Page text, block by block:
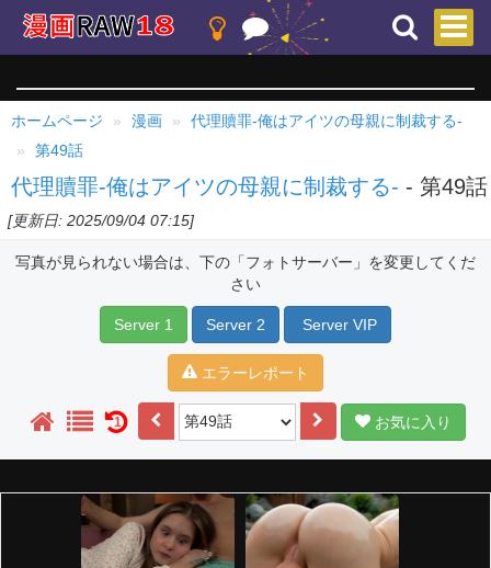
ホームページ 漫画
代理贖罪-俺はアイツの母親に制裁する-
第49話
代理贖罪-俺はアイツの母親に制裁する- - 第49話
[更新日: 2025/09/04 07:15]
写真が見られない場合は、下の「フォトサーバー」を変更してくだ
さい
Server 1 Server 2 Server VIP
エラーレポート
1 お気に入り